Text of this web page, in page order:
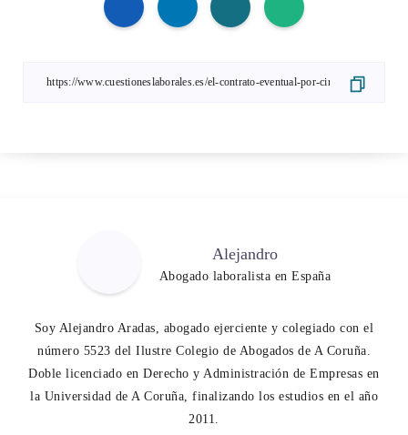
Alejandro
Abogado laboralista en España
Soy Alejandro Aradas, abogado ejerciente y colegiado con el
número 5523 del Ilustre Colegio de Abogados de A Coruña.
Doble licenciado en Derecho y Administración de Empresas en
la Universidad de A Coruña, finalizando los estudios en el año
2011.